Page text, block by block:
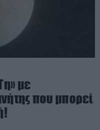
με
που μπορεί